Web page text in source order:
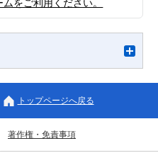
をご利用ください。
トップページへ戻る
著作権・免責事項